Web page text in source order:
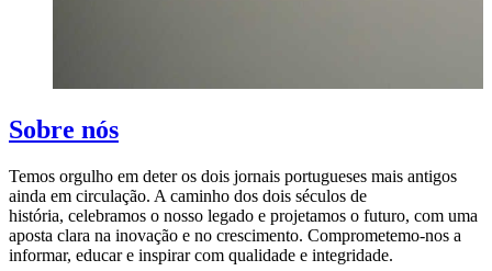
Sobre nós
Temos orgulho em deter os dois jornais portugueses mais antigos
ainda em circulação. A caminho dos dois séculos de
história, celebramos o nosso legado e projetamos o futuro, com uma
aposta clara na inovação e no crescimento. Comprometemo-nos a
informar, educar e inspirar com qualidade e integridade.